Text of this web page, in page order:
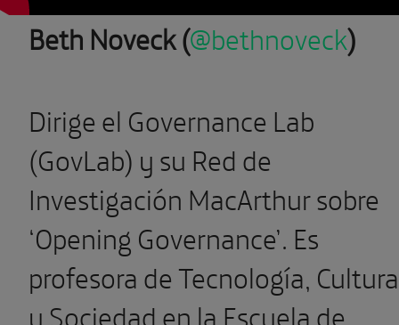
Beth Noveck (@bethnoveck)
Dirige el Governance Lab
(GovLab) y su Red de
Investigación MacArthur sobre
‘Opening Governance’. Es
profesora de Tecnología, Cultura
y Sociedad en la Escuela de